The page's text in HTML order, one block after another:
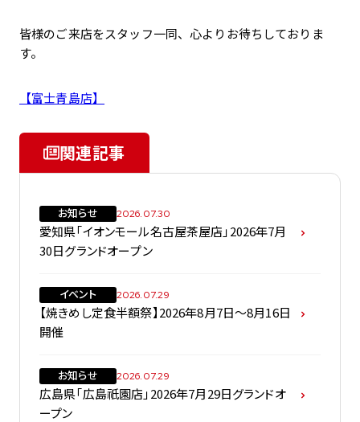
皆様のご来店をスタッフ一同、心よりお待ちしておりま
す。
【富士青島店】
関連記事
お知らせ 2026.07.30
愛知県「イオンモール名古屋茶屋店」2026年7月
30日グランドオープン
イベント 2026.07.29
【焼きめし定食半額祭】2026年8月7日～8月16日
開催
お知らせ 2026.07.29
広島県「広島祇園店」2026年7月29日グランドオ
ープン